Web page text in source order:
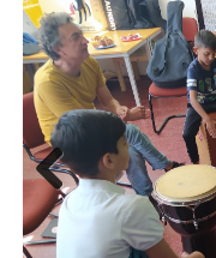
Previous